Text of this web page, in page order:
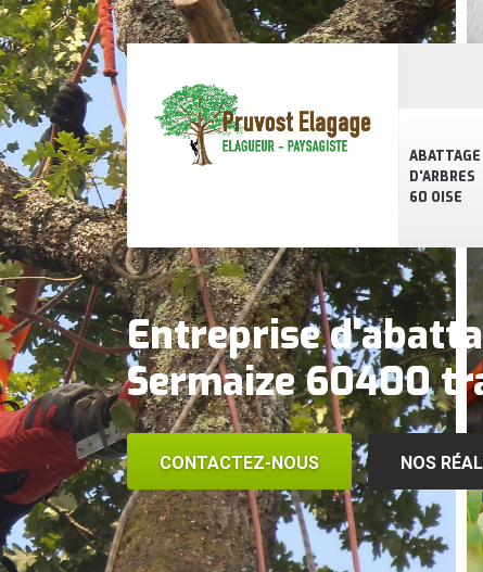
ABATTAGE
D'ARBRES
60 OISE
Entreprise
Sermaize 60400
CONTACTEZ-NOUS NOS